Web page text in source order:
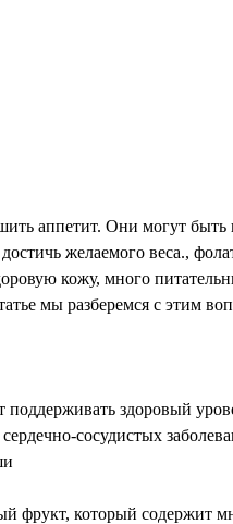
желаемого веса.,
кожу, много
мы разберемся с этим
здоровый
сосудистых
фрукт, который содержит